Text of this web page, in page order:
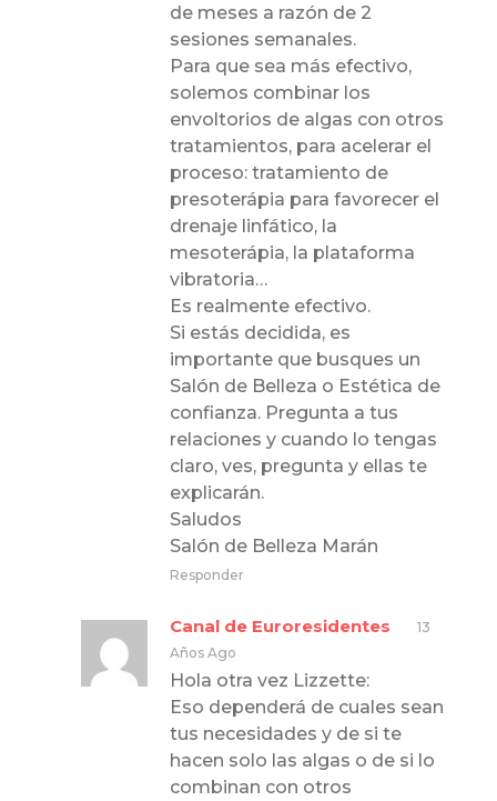
de meses a razón de 2
sesiones semanales.
Para que sea más efectivo,
solemos combinar los
envoltorios de algas con otros
tratamientos, para acelerar el
proceso: tratamiento de
presoterápia para favorecer el
drenaje linfático, la
mesoterápia, la plataforma
vibratoria…
Es realmente efectivo.
Si estás decidida, es
importante que busques un
Salón de Belleza o Estética de
confianza. Pregunta a tus
relaciones y cuando lo tengas
claro, ves, pregunta y ellas te
explicarán.
Saludos
Salón de Belleza Marán
Responder
Canal de Euroresidentes
13
Años Ago
Hola otra vez Lizzette:
Eso dependerá de cuales sean
tus necesidades y de si te
hacen solo las algas o de si lo
combinan con otros